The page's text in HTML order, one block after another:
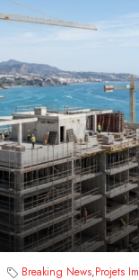
Breaking News,Projets